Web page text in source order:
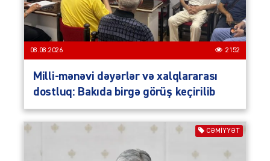
08.08.2026 2152
Milli-mənəvi dəyərlər və xalqlararası
dostluq: Bakıda birgə görüş keçirilib
CƏMIYYƏT